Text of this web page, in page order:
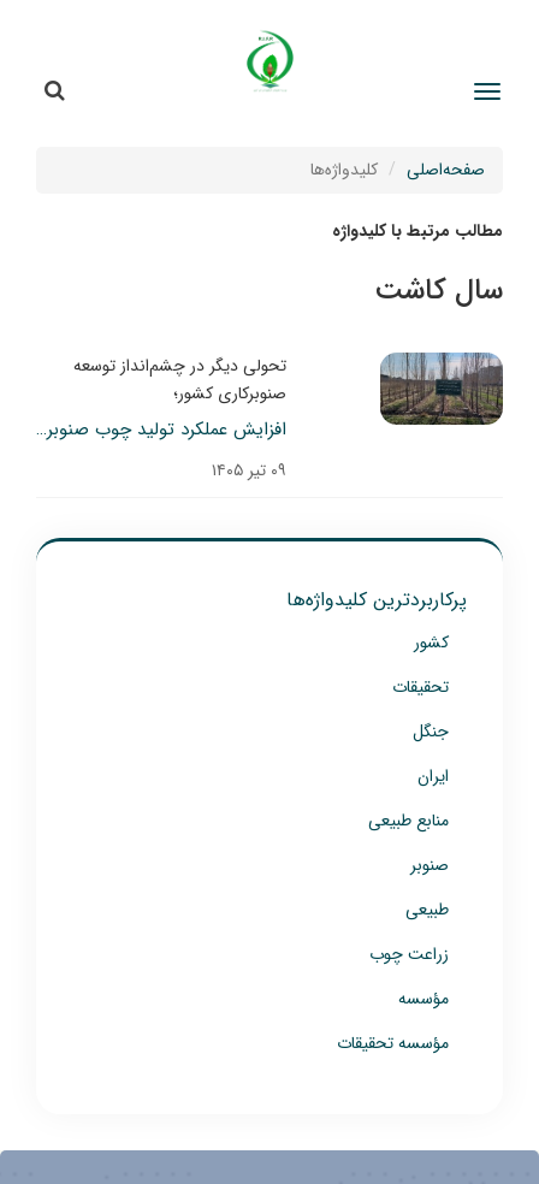
صفحه‌اصلی کلیدواژه‌ها
مطالب مرتبط با کلیدواژه
سال کاشت
تحولی دیگر در چشم‌انداز توسعه
صنوبرکاری کشور؛
افزایش عملکرد تولید چوب صنوبر تبریزی با انتخاب مناسب فاصله کاشت
۰۹ تیر ۱۴۰۵
پرکاربردترین کلیدواژه‌ها
کشور
تحقیقات
جنگل
ایران
منابع طبیعی
صنوبر
طبیعی
زراعت چوب
مؤسسه
مؤسسه تحقیقات